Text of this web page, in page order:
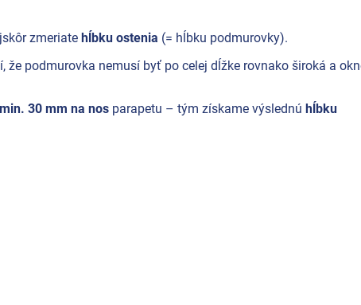
zmeriate hĺbku ostenia (= hĺbku podmurovky).
podmurovka nemusí byť po celej dĺžke rovnako široká a
30 mm na nos parapetu – tým získame výslednú hĺbku